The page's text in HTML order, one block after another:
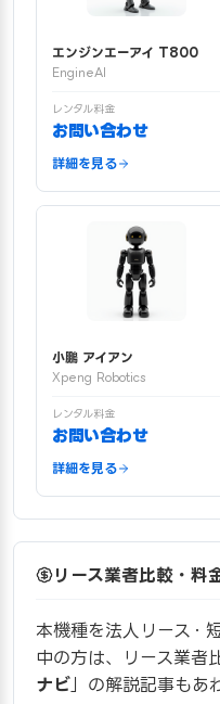
エンジンエーアイ T800
EngineAI
レンタル料金
お問い合わせ
詳細を見る
小鵬 アイアン
Xpeng Robotics
レンタル料金
お問い合わせ
詳細を見る
リース業者比較・料
本機種を法人リース・
中の方は、リース業者
ナビ 」の解説記事もあ